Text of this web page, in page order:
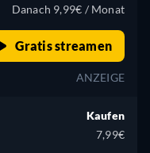
Danach 9,99€ / Monat
Gratis streamen
ANZEIGE
Kaufen
7,99€